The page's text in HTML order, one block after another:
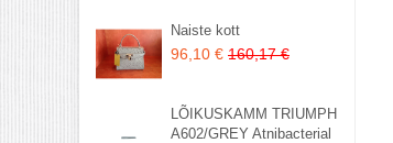
Naiste kott
96,10 € 160,17 €
LÕIKUSKAMM TRIUMPH
A602/GREY Atnibacterial